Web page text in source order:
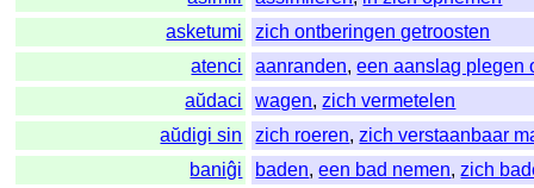
asketumi
zich ontberingen getroosten
atenci
aanranden,een aanslag plegen
aŭdaci
wagen,zich vermetelen
aŭdigi sin
zich roeren,zich verstaanbaar
baniĝi
baden,een bad nemen,zich